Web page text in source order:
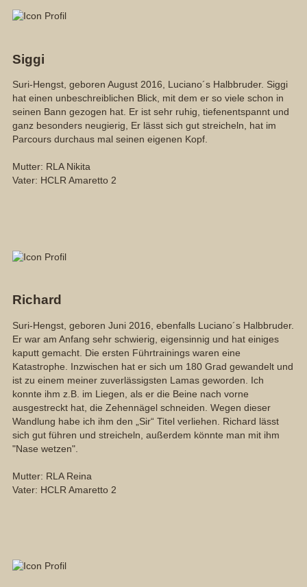
Siggi
Suri-Hengst, geboren August 2016, Luciano´s Halbbruder. Siggi
hat einen unbeschreiblichen Blick, mit dem er so viele schon in
seinen Bann gezogen hat. Er ist sehr ruhig, tiefenentspannt und
ganz besonders neugierig, Er lässt sich gut streicheln, hat im
Parcours durchaus mal seinen eigenen Kopf.
Mutter: RLA Nikita
Vater: HCLR Amaretto 2
Richard
Suri-Hengst, geboren Juni 2016, ebenfalls Luciano´s Halbbruder.
Er war am Anfang sehr schwierig, eigensinnig und hat einiges
kaputt gemacht. Die ersten Führtrainings waren eine
Katastrophe. Inzwischen hat er sich um 180 Grad gewandelt und
ist zu einem meiner zuverlässigsten Lamas geworden. Ich
konnte ihm z.B. im Liegen, als er die Beine nach vorne
ausgestreckt hat, die Zehennägel schneiden. Wegen dieser
Wandlung habe ich ihm den „Sir“ Titel verliehen. Richard lässt
sich gut führen und streicheln, außerdem könnte man mit ihm
"Nase wetzen".
Mutter: RLA Reina
Vater: HCLR Amaretto 2